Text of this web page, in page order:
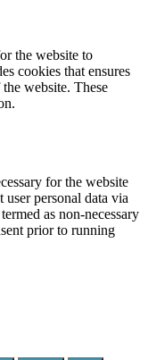
the website to
cookies that ensures
website. These
for the website
personal data via
as non-necessary
prior to running